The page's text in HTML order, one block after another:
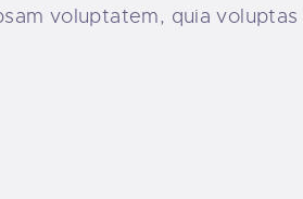
voluptatem, quia voluptas